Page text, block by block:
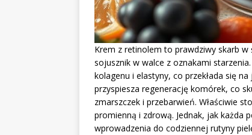
Krem z retinolem to prawdziwy skarb
sojusznik w walce z oznakami
kolagenu i elastyny, co przekłada się
przyspiesza regenerację komórek, co
zmarszczek i przebarwień. Właściwie
promienną i zdrową. Jednak, jak każda
wprowadzenia do codziennej rutyny